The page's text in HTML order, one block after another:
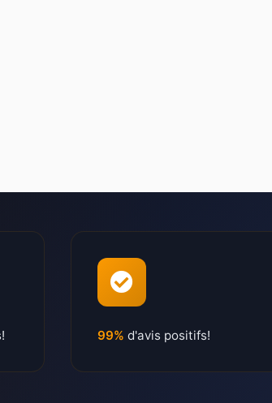
99% d'avis positifs!